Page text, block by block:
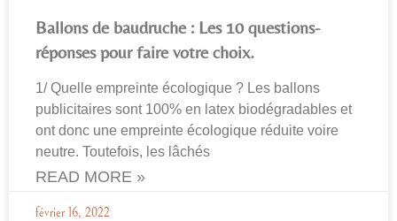
Ballons de baudruche : Les 10 questions-
réponses pour faire votre choix.
1/ Quelle empreinte écologique ? Les ballons
publicitaires sont 100% en latex biodégradables et
ont donc une empreinte écologique réduite voire
neutre. Toutefois, les lâchés
READ MORE »
février 16, 2022